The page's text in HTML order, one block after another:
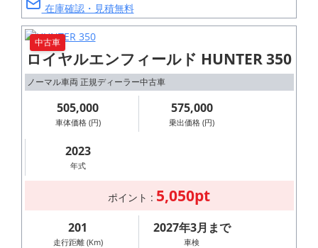
」
標榜するモノ
くりはぜひ店
にてご確認下
い。
在庫確認・見積無料
中古車
ロイヤルエンフィールド HUNTER 350
ノーマル車両 正規ディーラー中古車
505,000
車体価格 (円)
575,000
乗出価格 (円)
2023
年式
ポイント : 5,050pt
201
走行距離 (Km)
2027年3月まで
車検